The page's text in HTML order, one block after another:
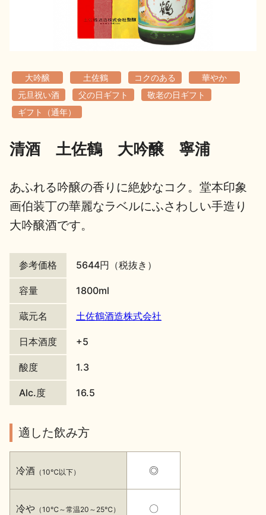
歳時記 地酒蔵元会検定
日本酒の楽しみ方特集
地酒・イベント情報
大吟醸 土佐鶴 コクのある
華やか
元旦祝い酒
父の日ギフト
敬老の日ギフト
ギフト（通年）
清酒 土佐鶴 大吟醸 寧浦
あふれる吟醸の香りに絶妙なコク。堂本印象
画伯装丁の華麗なラベルにふさわしい手造り
大吟醸酒です。
参考価格 5644円（税抜き）
容量 1800ml
蔵元名 土佐鶴酒造株式会社
日本酒度 +5
酸度 1.3
Alc.度 16.5
適した飲み方
冷酒 （10℃以下）
冷や （10℃～常温20～25℃）
◎
〇